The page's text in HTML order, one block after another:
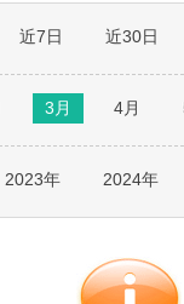
近7日 近30日
3月 4月
2023年 2024年